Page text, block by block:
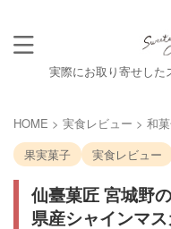
実際にお取り寄せした
HOME > 実食レビュー > 和
果実菓子
実食レビュー
仙臺菓匠 宮城野
県産シャインマ